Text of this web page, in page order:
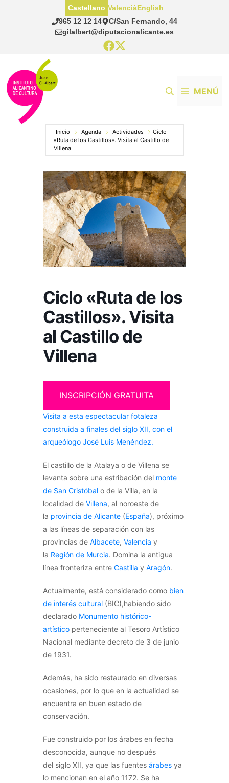
965 12 12 14
C/San Fernando, 44
gilalbert@diputacionalicante.es
Castellano ValenciàEnglish
MENÚ
Inicio Agenda Actividades
Ciclo
«Ruta de los Castillos». Visita al Castillo de
Villena
Ciclo «Ruta de los
Castillos». Visita
al Castillo de
Villena
INSCRIPCIÓN GRATUITA
Visita a esta espectacular fotaleza
construida a finales del siglo XII, con el
arqueólogo José Luis Menéndez.
El castillo de la Atalaya o de Villena se
levanta sobre una estribación del monte
de San Cristóbal o de la Villa, en la
localidad de Villena, al noroeste de
la provincia de Alicante (España), próximo
a las líneas de separación con las
provincias de Albacete, Valencia y
la Región de Murcia. Domina la antigua
línea fronteriza entre Castilla y Aragón.
Actualmente, está considerado como bien
de interés cultural (BIC),habiendo sido
declarado Monumento histórico-
artístico perteneciente al Tesoro Artístico
Nacional mediante decreto de 3 de junio
de 1931.
Además, ha sido restaurado en diversas
ocasiones, por lo que en la actualidad se
encuentra en buen estado de
conservación.
Fue construido por los árabes en fecha
desconocida, aunque no después
del siglo XII, ya que las fuentes árabes ya
lo mencionan en el año 1172. Se ha